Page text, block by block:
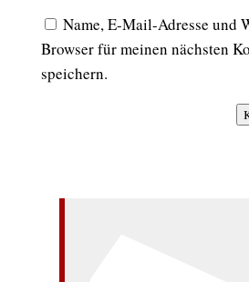
Name, E-Mail-Adresse und
Browser für meinen nächsten
speichern.